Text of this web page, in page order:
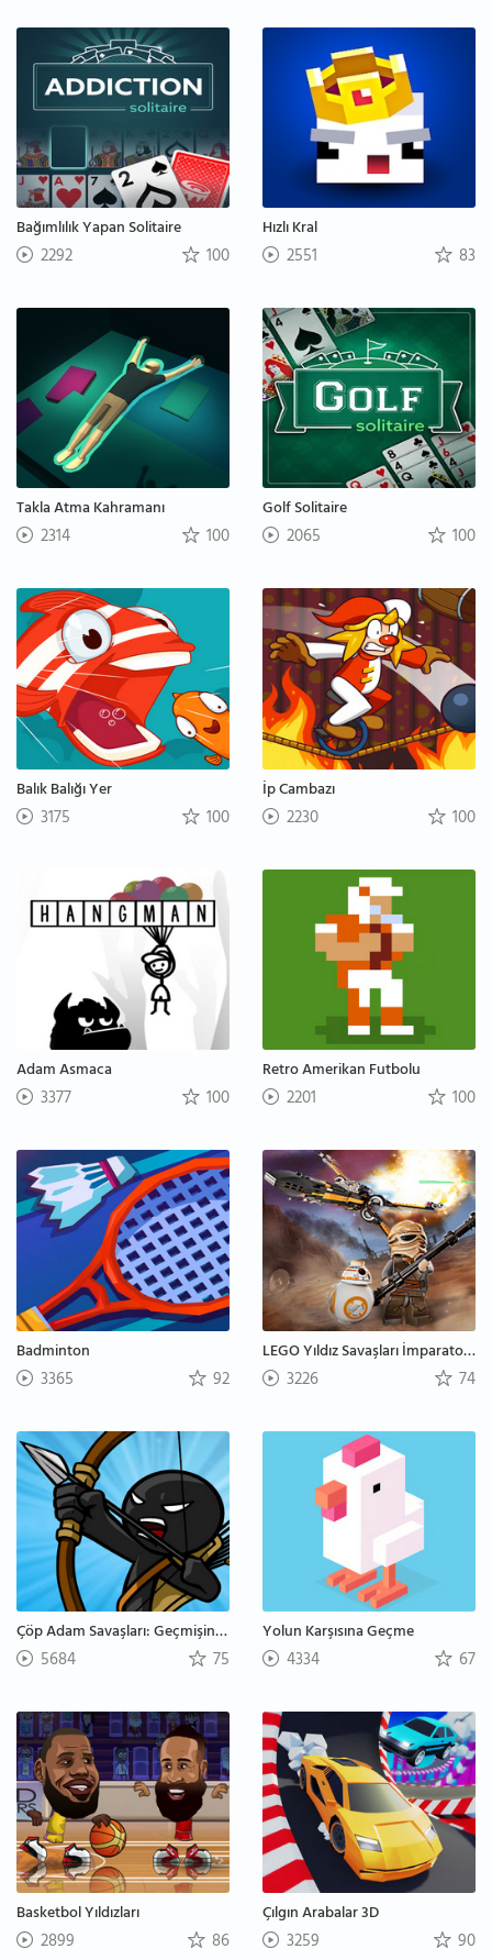
Bağımlılık Yapan Solitaire
2292 100
Hızlı Kral
2551 83
Takla Atma Kahramanı
2314 100
Golf Solitaire
2065 100
Balık Balığı Yer
3175 100
İp Cambazı
2230 100
Adam Asmaca
3377 100
Retro Amerikan Futbolu
2201 100
Badminton
3365 92
LEGO Yıldız Savaşları İmparatorluk Asilere Karşı
3226 74
Çöp Adam Savaşları: Geçmişin Mirası
5684 75
Yolun Karşısına Geçme
4334 67
Basketbol Yıldızları
2899 86
Çılgın Arabalar 3D
3259 90